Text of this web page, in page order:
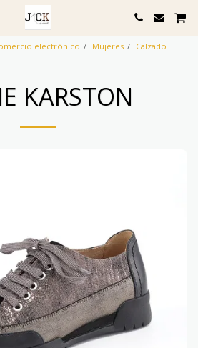
electrónico Mujeres
Calzado
KARSTON